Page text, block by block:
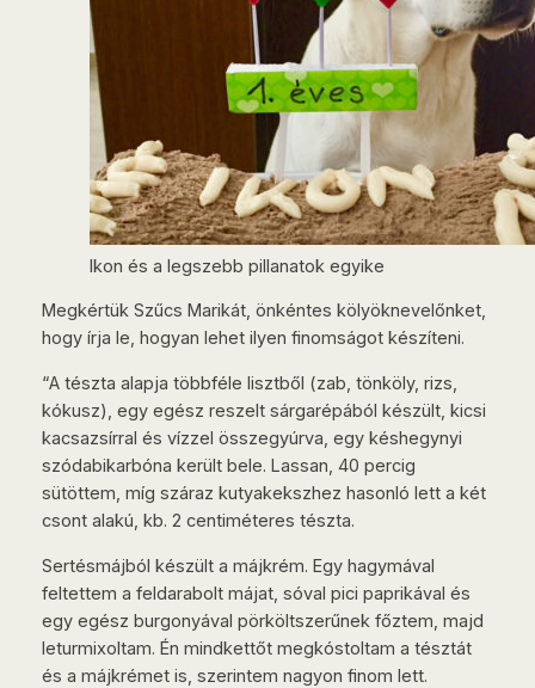
Ikon és a legszebb pillanatok egyike
Megkértük Szűcs Marikát, önkéntes kölyöknevelőnket,
hogy írja le, hogyan lehet ilyen finomságot készíteni.
“A tészta alapja többféle lisztből (zab, tönköly, rizs,
kókusz), egy egész reszelt sárgarépából készült, kicsi
kacsazsírral és vízzel összegyúrva, egy késhegynyi
szódabikarbóna került bele. Lassan, 40 percig
sütöttem, míg száraz kutyakekszhez hasonló lett a két
csont alakú, kb. 2 centiméteres tészta.
Sertésmájból készült a májkrém. Egy hagymával
feltettem a feldarabolt májat, sóval pici paprikával és
egy egész burgonyával pörköltszerűnek főztem, majd
leturmixoltam. Én mindkettőt megkóstoltam a tésztát
és a májkrémet is, szerintem nagyon finom lett.